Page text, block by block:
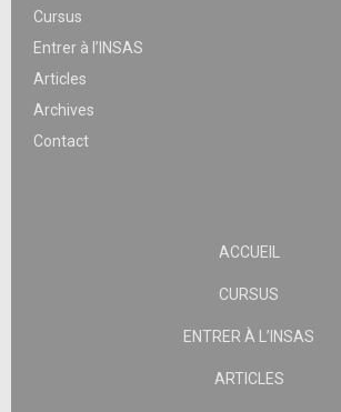
Cursus
Entrer à l’INSAS
Articles
Archives
Contact
ACCUEIL
CURSUS
ENTRER À L’INSAS
ARTICLES